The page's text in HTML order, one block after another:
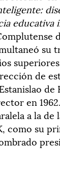
educativa
su
de
de
en
a la de
como su